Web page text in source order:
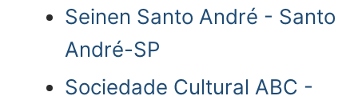
Seinen Santo André - Santo
André-SP
Sociedade Cultural ABC -